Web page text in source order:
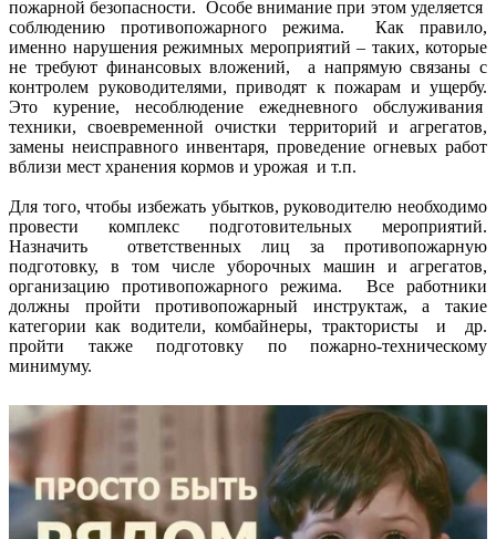
пожарной безопасности. Особе внимание при этом уделяется
соблюдению противопожарного режима. Как правило,
именно нарушения режимных мероприятий – таких, которые
не требуют финансовых вложений, а напрямую связаны с
контролем руководителями, приводят к пожарам и ущербу.
Это курение, несоблюдение ежедневного обслуживания
техники, своевременной очистки территорий и агрегатов,
замены неисправного инвентаря, проведение огневых работ
вблизи мест хранения кормов и урожая и т.п.
Для того, чтобы избежать убытков, руководителю необходимо
провести комплекс подготовительных мероприятий.
Назначить ответственных лиц за противопожарную
подготовку, в том числе уборочных машин и агрегатов,
организацию противопожарного режима. Все работники
должны пройти противопожарный инструктаж, а такие
категории как водители, комбайнеры, трактористы и др.
пройти также подготовку по пожарно-техническому
минимуму.